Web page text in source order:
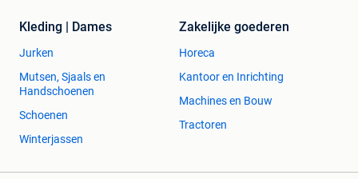
Kleding | Dames
Jurken
Mutsen, Sjaals en
Handschoenen
Schoenen
Winterjassen
Zakelijke goederen
Horeca
Kantoor en Inrichting
Machines en Bouw
Tractoren